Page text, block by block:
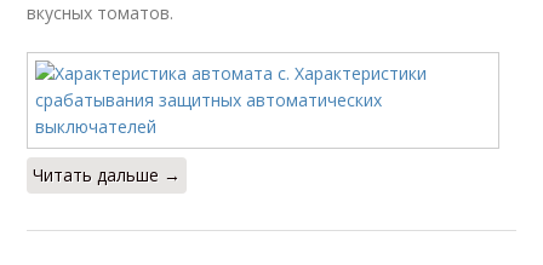
вкусных томатов.
Читать дальше →